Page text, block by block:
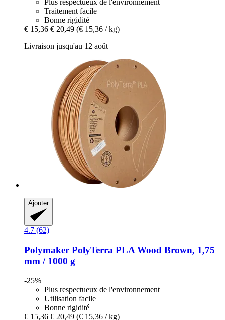
Plus respectueux de l'environnement
Traitement facile
Bonne rigidité
€ 15,36 € 20,49 (€ 15,36 / kg)
Livraison jusqu'au 12 août
Ajouter
4.7 (62)
Polymaker PolyTerra PLA Wood Brown, 1,75
mm / 1000 g
-25%
Plus respectueux de l'environnement
Utilisation facile
Bonne rigidité
€ 15,36 € 20,49 (€ 15,36 / kg)